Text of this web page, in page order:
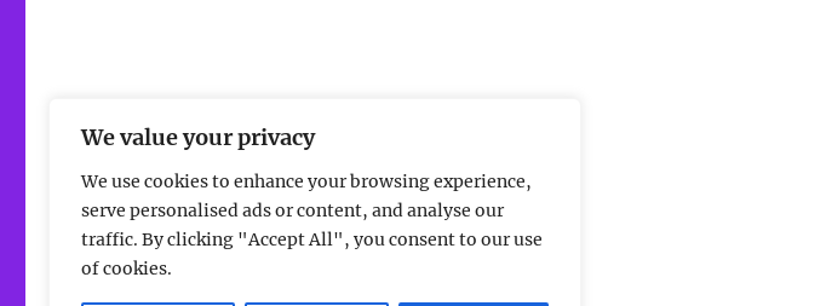
We value your privacy
We use cookies to enhance your browsing experience,
serve personalised ads or content, and analyse our
traffic. By clicking "Accept All", you consent to our use
of cookies.